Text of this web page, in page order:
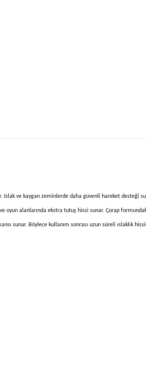
Islak ve kaygan zeminlerde daha güvenli hareket desteği
alanlarında ekstra tutuş hissi sunar. Çorap
sunar. Böylece kullanım sonrası uzun süreli ıslaklık